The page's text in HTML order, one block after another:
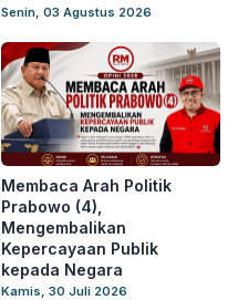
Senin, 03 Agustus 2026
Membaca Arah Politik
Prabowo (4),
Mengembalikan
Kepercayaan Publik
kepada Negara
Kamis, 30 Juli 2026